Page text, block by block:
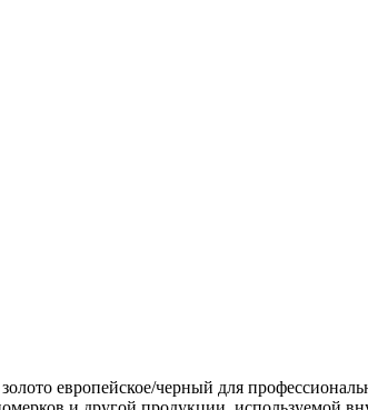
европейское/черный для